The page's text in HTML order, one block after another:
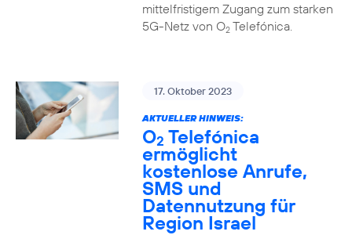
mittelfristigem Zugang zum starken
5G-Netz von O2Telefónica.
17. Oktober 2023
AKTUELLER HINWEIS:
O2 Telefónica
ermöglicht
kostenlose Anrufe,
SMS und
Datennutzung für
Region Israel